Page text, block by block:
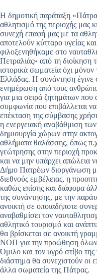
Η δημοτική παράταξη
αθλητισμό της περιοχής μας
συνεχή επαφή μας με τα
αποτελούν κύτταρο υγείας
φιλοξενηθήκαμε στο
Πετραλιάς» από τη
ιστορικά σωματεία όχι
Ελλάδας. Η συνάντηση έγινε
ενημέρωση από τους
για μια σειρά ζητημάτων
συμφωνία που επιβάλλεται
επέκταση της σύμβασης
η ενεργειακή αναβάθμιση
δημιουργία χώρων στην
αθλήματα θαλάσσης, όπως
γεώτρησης στην περιοχή
και να μην υπάρχει απώλεια
Δήμο Πατρέων διοργάνωση
διεθνούς εμβέλειας, η
καθώς επίσης και διάφορα
της συνάντησης, με την
ανοικτή σε οποιαδήποτε
αναβαθμίσει τον
αθλητικό τουρισμό και
θα βρίσκεται σε ανοικτή
ΝΟΠ για την προώθηση όλων
Όμιλο και τον υγρό στίβο
διάστημα θα συνεχιστούν οι
άλλα σωματεία της Πάτρας.